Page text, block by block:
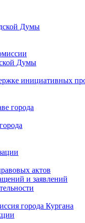
Думы
Думы
инициативных
города
актов
и заявлений
города Кургана